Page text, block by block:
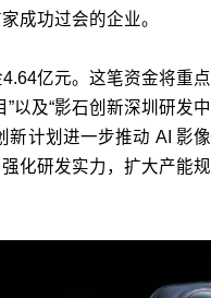
成功过会的企业。
亿元。这笔资金将重点
以及“影石创新深圳研发中
新计划进一步推动 AI 影像
化研发实力，扩大产能规